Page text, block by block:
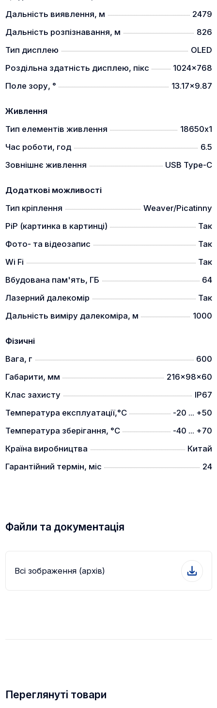
Компактна та легка конструкція корпусу приладу
ергономічність.
СТІЙКІСТЬ ДО ВЕЛИКИХ КАЛІБРІВ
Приціли Cono Tech Vagon витримують віддачу
будь якої мисливської нарізної зброї, у тому числі
калібрів .223 Rem, .234 Win, .270 Win, .308 Win,
.30-06 SPRG, 9.3×62, .300 Win Mag.
ВЕЛИКА ДАЛЬНІСТЬ ВИЯВЛЕННЯ ОБ'ЄКТІВ
дальність виявлення та розпізнавання цілей.
МОДУЛЬ WIFI
Прилади можна оновлювати та передавати
потокове відео на смартфон або планшет через
модуль WiFi.
КОМПЛЕКТАЦІЯ
- тепловізійний приціл Cono Tech Vagon
- USB Type-C
Дальність виявлення, м
2479
Дальність розпізнавання, м
826
Тип дисплею
OLED
Роздільна здатність дисплею, пікс
1024x768
Поле зору, °
13.17x9.87
Живлення
Тип елементів живлення
18650х1
Час роботи, год
6.5
Зовнішнє живлення
USB Type-C
Додаткові можливості
Тип кріплення
Weaver/Picatinny
PiP (картинка в картинці)
Так
Фото- та відеозапис
Так
Wi Fi
Так
Вбудована пам'ять, ГБ
64
Лазерний далекомір
Так
Дальність виміру далекоміра, м
1000
Фізичні
Вага, г
600
Габарити, мм
216x98x60
Клас захисту
IP67
Температура експлуатації,°C
-20 ... +50
Температура зберігання, °C
-40 ... +70
Країна виробництва
Китай
Гарантійний термін, міс
24
Файли та документація
Всі зображення (архів)
Переглянуті товари